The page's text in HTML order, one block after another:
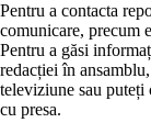
Pentru a contacta
comunicare, precum
Pentru a găsi
redacției în
televiziune sau puteți
cu presa.